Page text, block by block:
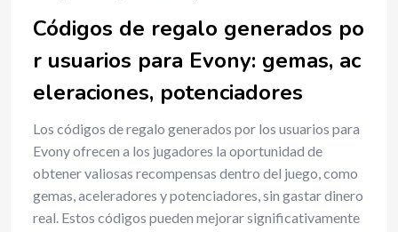
Códigos de regalo generados po
r usuarios para Evony: gemas, ac
eleraciones, potenciadores
Los códigos de regalo generados por los usuarios para
Evony ofrecen a los jugadores la oportunidad de
obtener valiosas recompensas dentro del juego, como
gemas, aceleradores y potenciadores, sin gastar dinero
real. Estos códigos pueden mejorar significativamente